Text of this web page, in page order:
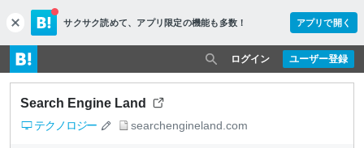
c
l
o
s
e
サクサク読めて、 アプリ限定の機能も多数！ アプリで開く
ユーザー登録
ログイン
Search Engine Land
テクノロジー searchengineland.com